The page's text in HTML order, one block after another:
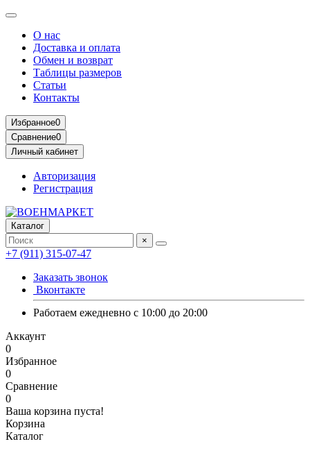
О нас
Доставка и оплата
Обмен и возврат
Таблицы размеров
Статьи
Контакты
Избранное0
Сравнение0
Личный кабинет
Авторизация
Регистрация
Каталог
×
+7 (911) 315-07-47
Заказать звонок
Вконтакте
Работаем ежедневно с 10:00 до 20:00
Аккаунт
0
Избранное
0
Сравнение
0
Ваша корзина пуста!
Корзина
Каталог